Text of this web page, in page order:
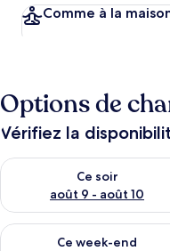
Comme à la
Options de
Vérifiez la
Ce soir
août 9 - août 10
Vérifier la disponibilité
Ce week-end
Vérifier la disponibilité